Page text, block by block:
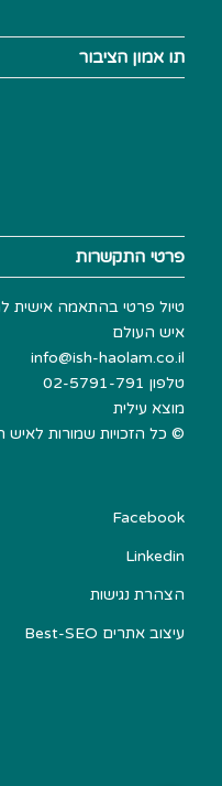
תו אמון הציבור
פרטי התקשרות
טיול פרטי בהתאמה אישית
איש העולם
info@ish-haolam.co.il
טלפון 02-5791-791
מוצא עילית
© כל הזכויות שמורות לאיש
Facebook
Linkedin
הצהרת נגישות
עיצוב אתרים Best-SEO